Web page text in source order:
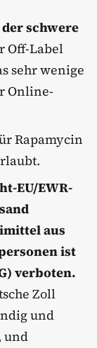
schwere
Off-Label
sehr wenige
Online-
Rapamycin
EU/EWR-
aus
ist
verboten.
Zoll
und
und